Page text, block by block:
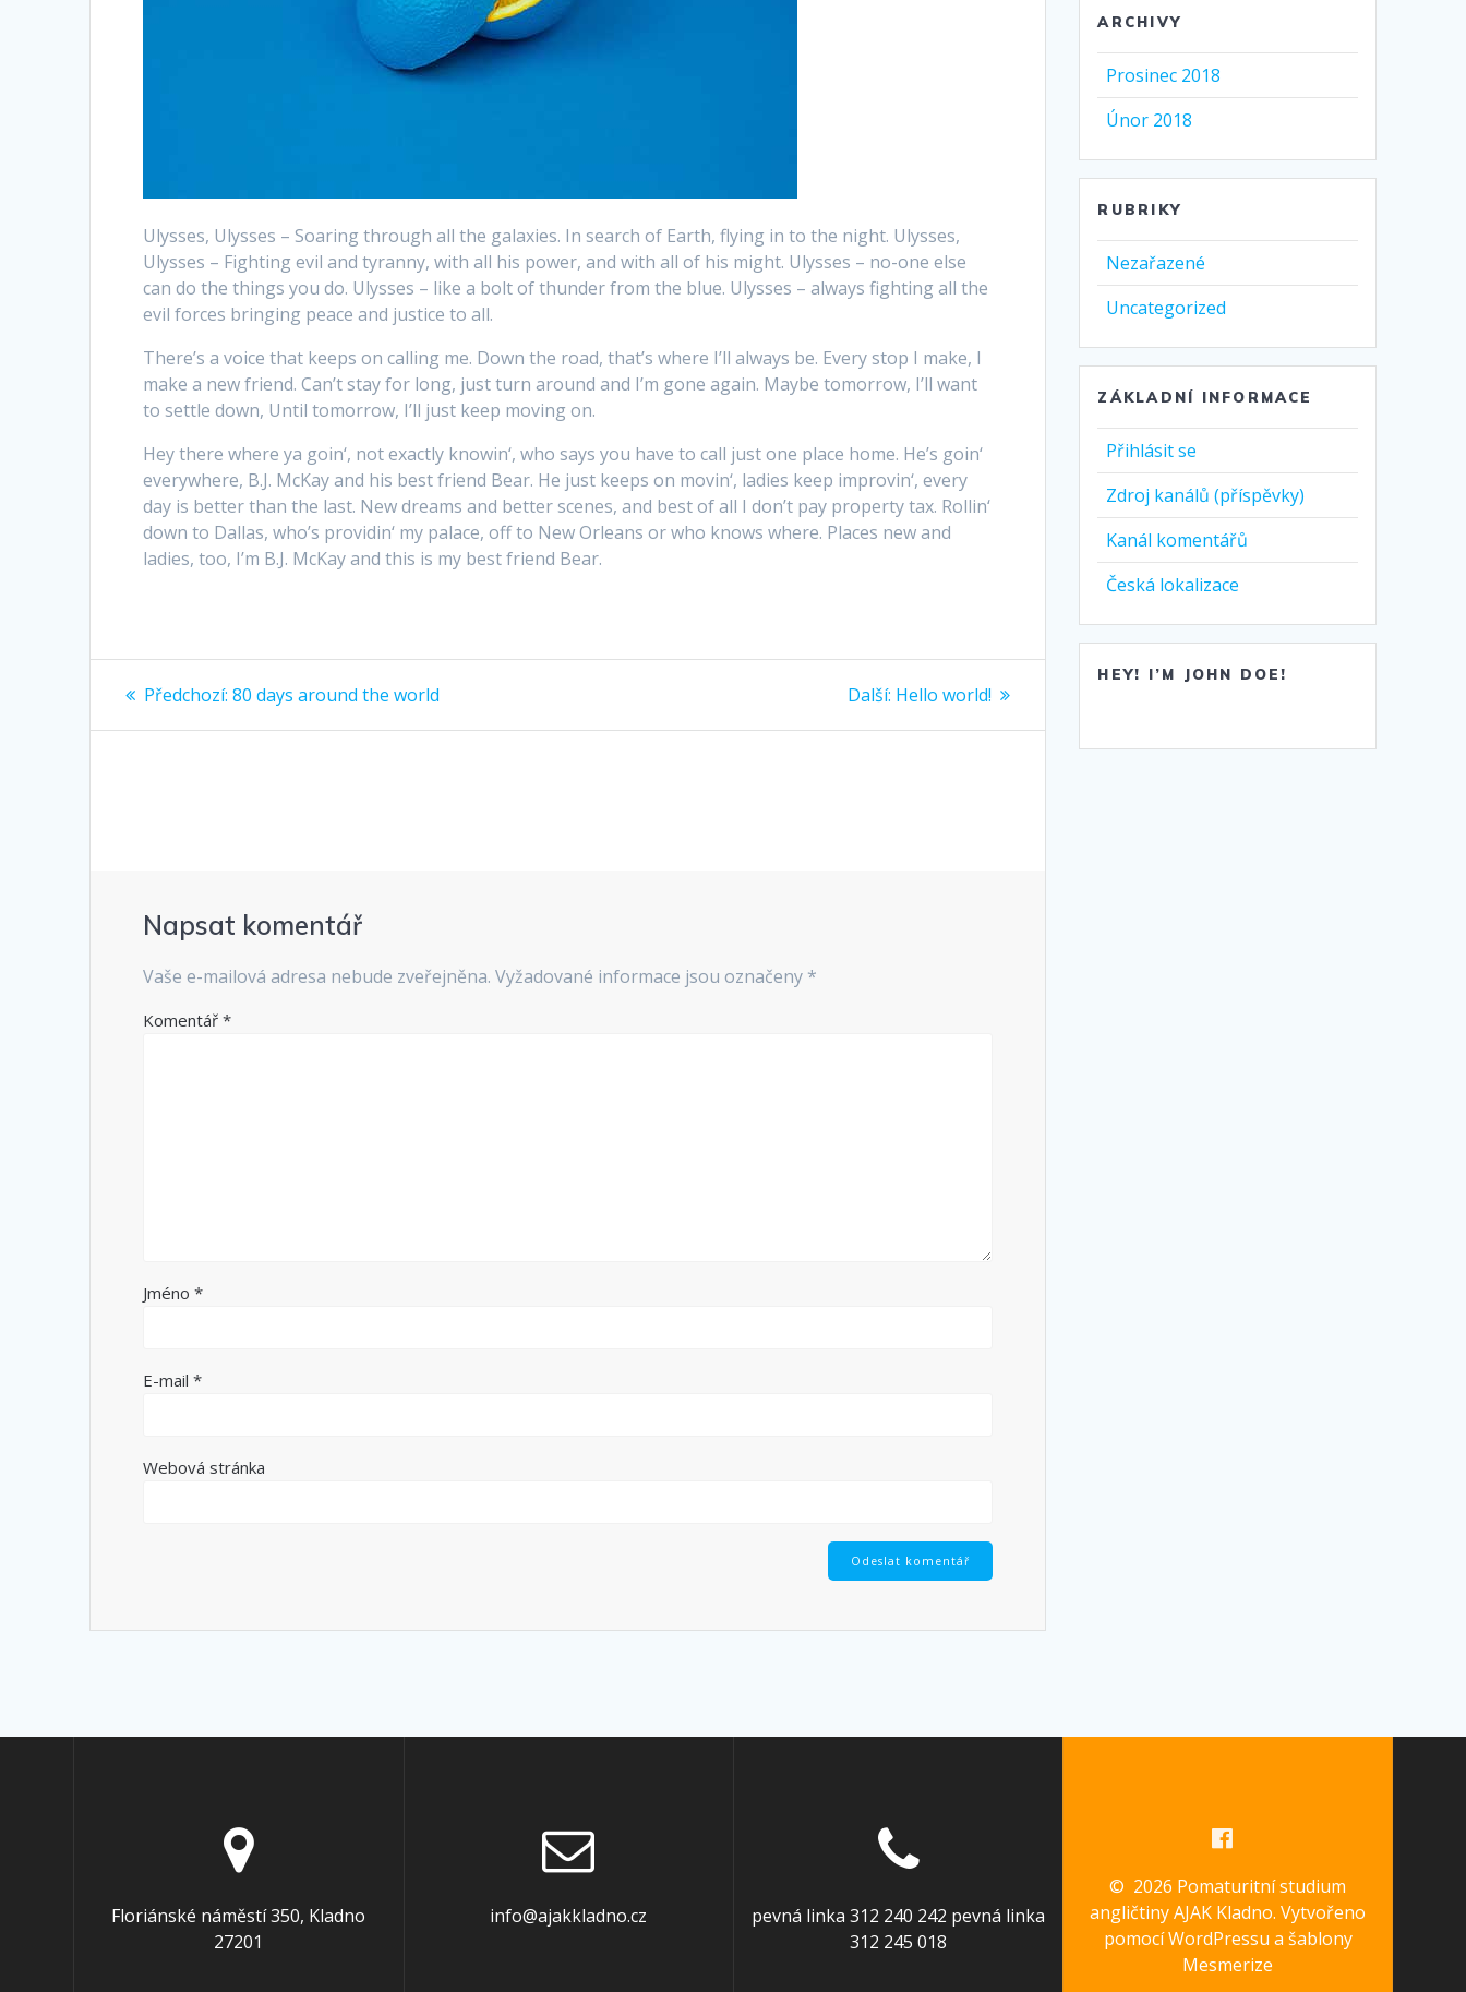
Ulysses, Ulysses – Soaring through all the galaxies. In search of Earth, flying in to the night. Ulysses,
Ulysses – Fighting evil and tyranny, with all his power, and with all of his might. Ulysses – no-one else
can do the things you do. Ulysses – like a bolt of thunder from the blue. Ulysses – always fighting all the
evil forces bringing peace and justice to all.
There’s a voice that keeps on calling me. Down the road, that’s where I’ll always be. Every stop I make, I
make a new friend. Can’t stay for long, just turn around and I’m gone again. Maybe tomorrow, I’ll want
to settle down, Until tomorrow, I’ll just keep moving on.
Hey there where ya goin‘, not exactly knowin‘, who says you have to call just one place home. He’s goin‘
everywhere, B.J. McKay and his best friend Bear. He just keeps on movin‘, ladies keep improvin‘, every
day is better than the last. New dreams and better scenes, and best of all I don’t pay property tax. Rollin‘
down to Dallas, who’s providin‘ my palace, off to New Orleans or who knows where. Places new and
ladies, too, I’m B.J. McKay and this is my best friend Bear.
Navigace
pro
Předchozí: Předchozí
80 days around the world Další: Další
Hello world!
Napsat komentář
Vaše e-mailová adresa nebude zveřejněna. Vyžadované informace jsou označeny *
Komentář*
Jméno*
E-mail*
Webová stránka
ARCHIVY
Prosinec 2018
Únor 2018
RUBRIKY
Nezařazené
Uncategorized
ZÁKLADNÍ INFORMACE
Přihlásit se
Zdroj kanálů (příspěvky)
Kanál komentářů
Česká lokalizace
HEY! I’M JOHN DOE!
Floriánské náměstí 350, Kladno
27201
info@ajakkladno.cz
pevná linka 312 240 242 pevná linka
312 245 018
© 2026 Pomaturitní studium
angličtiny AJAK Kladno. Vytvořeno
pomocí WordPressu a šablony
Mesmerize